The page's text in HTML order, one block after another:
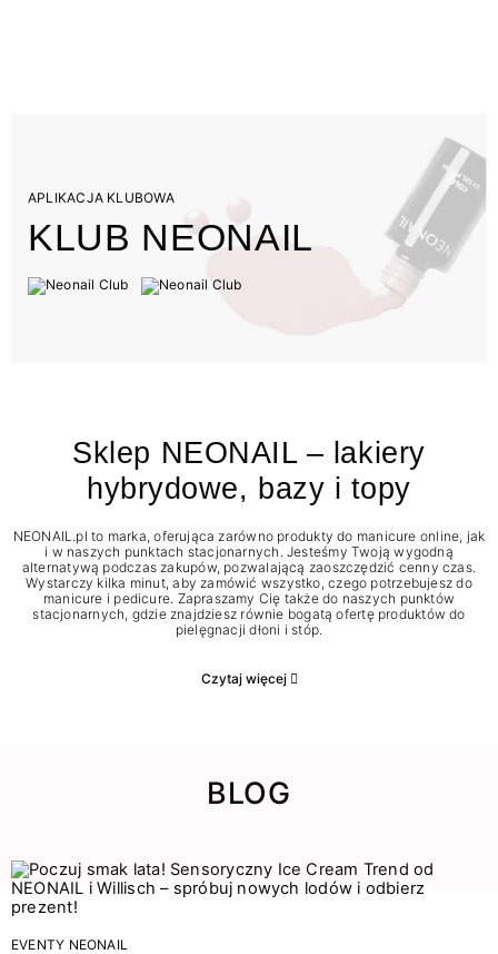
APLIKACJA KLUBOWA
KLUB NEONAIL
Sklep NEONAIL – lakiery
hybrydowe, bazy i topy
NEONAIL.pl to marka, oferująca zarówno produkty do manicure online, jak
i w naszych punktach stacjonarnych. Jesteśmy Twoją wygodną
alternatywą podczas zakupów, pozwalającą zaoszczędzić cenny czas.
Wystarczy kilka minut, aby zamówić wszystko, czego potrzebujesz do
manicure i pedicure. Zapraszamy Cię także do naszych punktów
stacjonarnych, gdzie znajdziesz równie bogatą ofertę produktów do
pielęgnacji dłoni i stóp.
Czytaj więcej
BLOG
EVENTY NEONAIL